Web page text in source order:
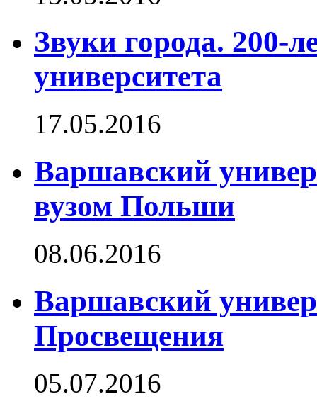
Звуки города. 200-
университета
17.05.2016
Варшавский
вузом Польши
08.06.2016
Варшавский
Просвещения
05.07.2016